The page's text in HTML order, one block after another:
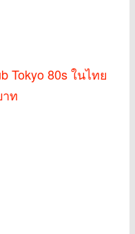
Tokyo 80s ในไทย
ท